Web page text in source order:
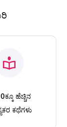
ಹೆಚ್ಚಿನ
ಕಥೆಗಳು